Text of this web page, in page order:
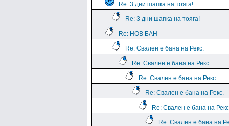
Re: 3 дни шапка на тояга!
Re: 3 дни шапка на тояга!
Re: НОВ БАН
Re: Свален е бана на Рекс.
Re: Свален е бана на Рекс.
Re: Свален е бана на Рекс.
Re: Свален е бана на Рекс.
Re: Свален е бана на
Re: Свален е бана на